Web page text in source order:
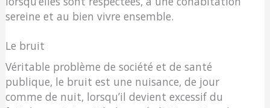
sereine et au bien vivre ensemble.
Le bruit
Véritable problème de société et de santé
publique, le bruit est une nuisance, de jour
comme de nuit, lorsqu’il devient excessif du